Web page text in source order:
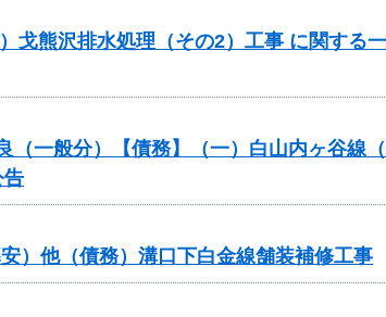
戈熊沢排水処理（その2）工事 に関する
一般分）【債務】（一）白山内ヶ谷線
告
）他（債務）溝口下白金線舗装補修工事